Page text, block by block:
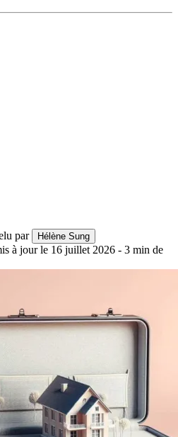
par Hélène Sung
à jour le 16 juillet 2026 - 3 min de